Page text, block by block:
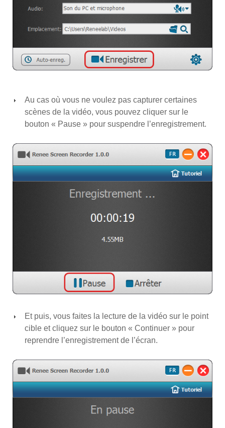
Au cas où vous ne voulez pas capturer certaines
scènes de la vidéo, vous pouvez cliquer sur le
bouton « Pause » pour suspendre l’enregistrement.
Et puis, vous faites la lecture de la vidéo sur le point
cible et cliquez sur le bouton « Continuer » pour
reprendre l’enregistrement de l’écran.